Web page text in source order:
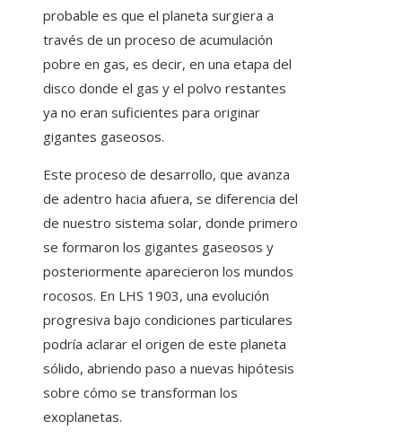
probable es que el planeta surgiera a
través de un proceso de acumulación
pobre en gas, es decir, en una etapa del
disco donde el gas y el polvo restantes
ya no eran suficientes para originar
gigantes gaseosos.
Este proceso de desarrollo, que avanza
de adentro hacia afuera, se diferencia del
de nuestro sistema solar, donde primero
se formaron los gigantes gaseosos y
posteriormente aparecieron los mundos
rocosos. En LHS 1903, una evolución
progresiva bajo condiciones particulares
podría aclarar el origen de este planeta
sólido, abriendo paso a nuevas hipótesis
sobre cómo se transforman los
exoplanetas.